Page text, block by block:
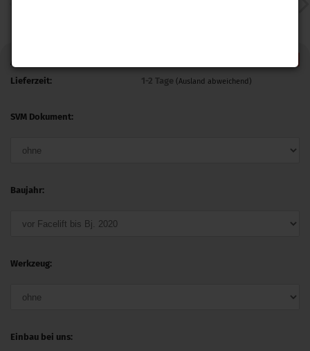
Art.Nr.:
Lieferzeit:
1-2 Tage(Ausland abweichend)
SVM Dokument:
Baujahr:
Werkzeug:
Einbau bei uns: